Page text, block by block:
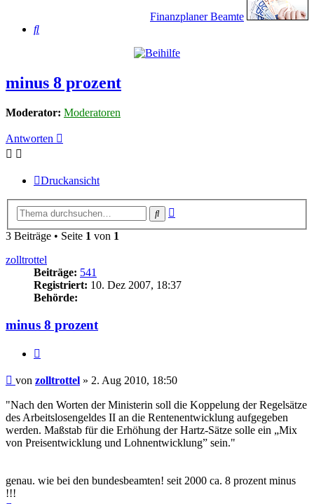
Finanzplaner Beamte
Suche
minus 8 prozent
Moderator: Moderatoren
Antworten
Druckansicht
Suche
3 Beiträge • Seite 1 von 1
zolltrottel
Beiträge: 541
Registriert: 10. Dez 2007, 18:37
Behörde:
minus 8 prozent
Beitrag
von zolltrottel » 2. Aug 2010, 18:50
"Nach den Worten der Ministerin soll die Koppelung der Regelsätze
des Arbeitslosengeldes II an die Rentenentwicklung aufgegeben
werden. Maßstab für die Erhöhung der Hartz-Sätze solle ein „Mix
von Preisentwicklung und Lohnentwicklung” sein."
genau. wie bei den bundesbeamten! seit 2000 ca. 8 prozent minus
!!!